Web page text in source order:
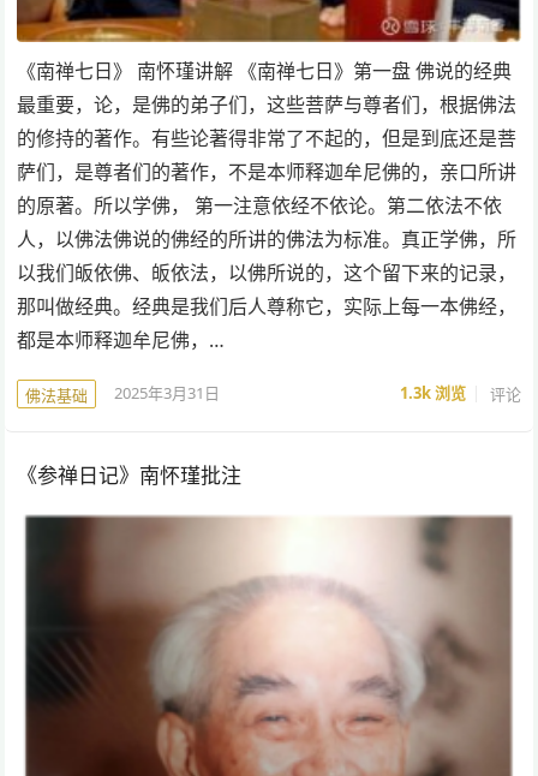
《南禅七日》 南怀瑾讲解 《南禅七日》第一盘 佛说的经典
最重要，论，是佛的弟子们，这些菩萨与尊者们，根据佛法
的修持的著作。有些论著得非常了不起的，但是到底还是菩
萨们，是尊者们的著作，不是本师释迦牟尼佛的，亲口所讲
的原著。所以学佛， 第一注意依经不依论。第二依法不依
人，以佛法佛说的佛经的所讲的佛法为标准。真正学佛，所
以我们皈依佛、皈依法，以佛所说的，这个留下来的记录，
那叫做经典。经典是我们后人尊称它，实际上每一本佛经，
都是本师释迦牟尼佛，…
佛法基础 2025年3月31日 1.3k浏览 评论
《参禅日记》南怀瑾批注